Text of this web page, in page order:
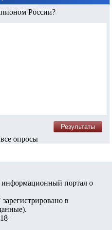
России?
опросы
информационный портал о
в
).